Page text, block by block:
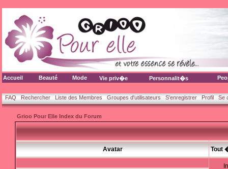
Accueil Beauté Mode Vie priv�e Personnalit�s
FAQ Rechercher Liste des Membres Groupes d'utilisateurs S'enregistrer Profil Se
Grioo Pour Elle Index du Forum
Avatar Tout